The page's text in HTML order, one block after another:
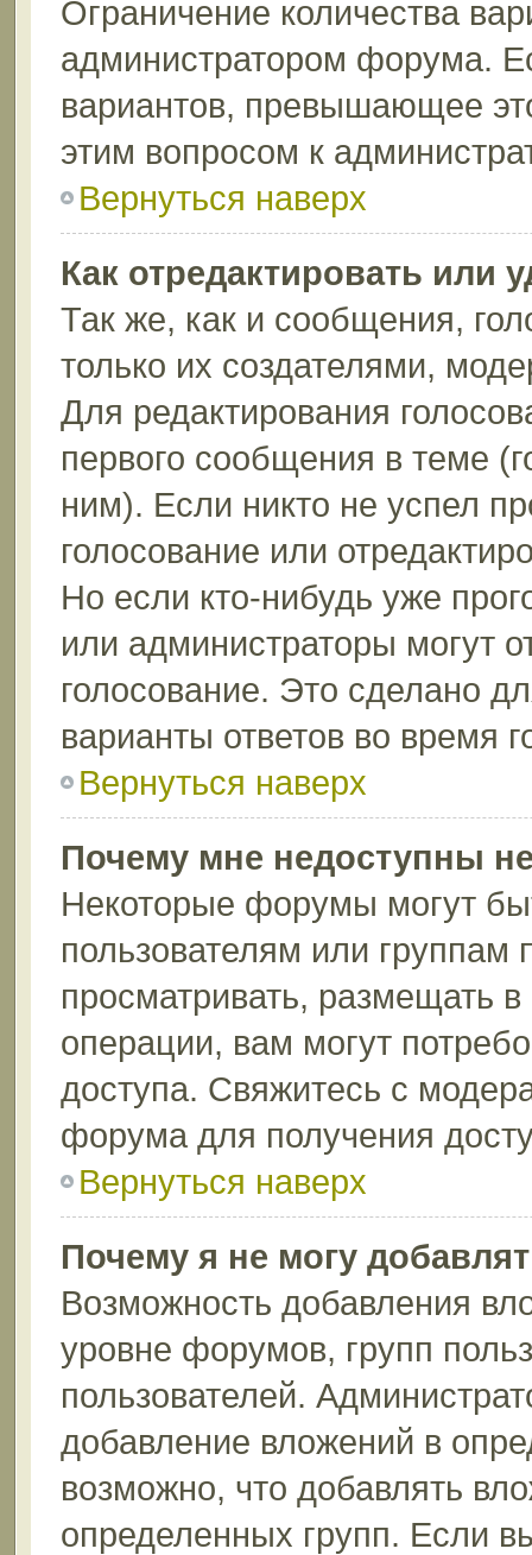
Ограничение количества
администратором форума.
вариантов, превышающее
этим вопросом к
Вернуться наверх
Как отредактировать или
Так же, как и сообщения,
только их создателями,
Для редактирования
первого сообщения в теме
ним). Если никто не успел
голосование или
Но если кто-нибудь уже
или администраторы могут
голосование. Это сделано
варианты ответов во время
Вернуться наверх
Почему мне недоступны
Некоторые форумы могут
пользователям или группам
просматривать, размещать
операции, вам могут
доступа. Свяжитесь с
форума для получения
Вернуться наверх
Почему я не могу
Возможность добавления
уровне форумов, групп
пользователей.
добавление вложений в
возможно, что добавлять
определенных групп. Если